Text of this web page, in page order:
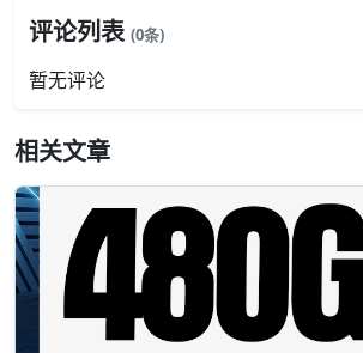
评论列表 (0条)
暂无评论
相关文章